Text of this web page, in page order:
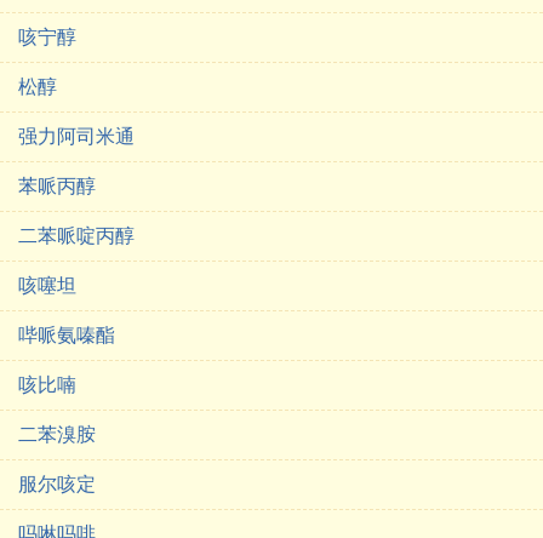
咳宁醇
松醇
强力阿司米通
苯哌丙醇
二苯哌啶丙醇
咳噻坦
哔哌氨嗪酯
咳比喃
二苯溴胺
服尔咳定
吗啉吗啡